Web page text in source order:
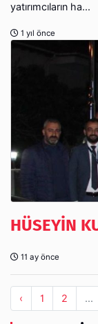
yatırımcıların ha...
1 yıl önce
HÜSEYİN
11 ay önce
‹ 1 2 ...